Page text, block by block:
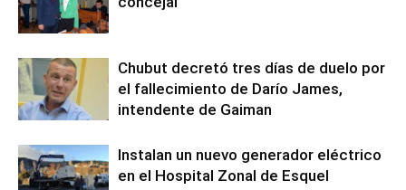
Chubut decretó tres días de duelo por
el fallecimiento de Darío James,
intendente de Gaiman
Instalan un nuevo generador eléctrico
en el Hospital Zonal de Esquel